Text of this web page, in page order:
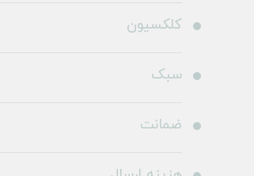
کلکسیون
سبک
ضمانت